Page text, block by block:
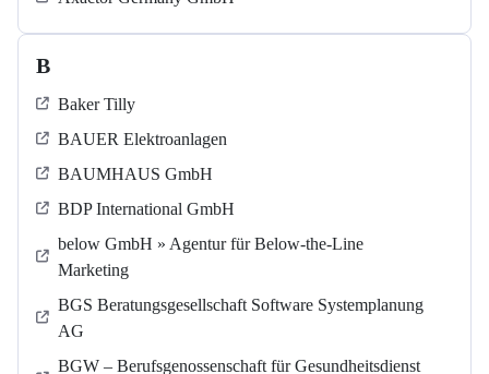
B
Baker Tilly
BAUER Elektroanlagen
BAUMHAUS GmbH
BDP International GmbH
below GmbH » Agentur für Below-the-Line
Marketing
BGS Beratungsgesellschaft Software Systemplanung
AG
BGW – Berufsgenossenschaft für Gesundheitsdienst